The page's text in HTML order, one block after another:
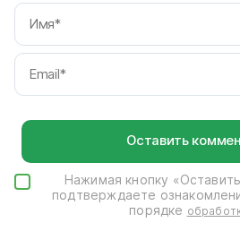
Нажимая кнопку
подтверждаете
порядке